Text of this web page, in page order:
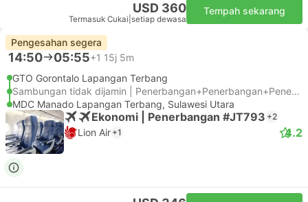
USD 360
Termasuk Cukai setiap dewasa
Tempah sekarang
Pengesahan segera
14:50 05:55+1 15j 5m
GTO Gorontalo Lapangan Terbang
Sambungan tidak dijamin | Penerbangan+Penerbangan+Penerbangan
MDC Manado Lapangan Terbang, Sulawesi Utara
Ekonomi | Penerbangan #JT793 +2
Lion Air +1 4.2